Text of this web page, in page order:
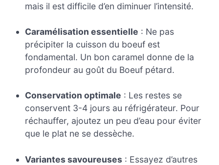
mais il est difficile d’en diminuer l’intensité.
Caramélisation essentielle : Ne pas
précipiter la cuisson du boeuf est
fondamental. Un bon caramel donne de la
profondeur au goût du Boeuf pétard.
Conservation optimale : Les restes se
conservent 3-4 jours au réfrigérateur. Pour
réchauffer, ajoutez un peu d’eau pour éviter
que le plat ne se dessèche.
Variantes savoureuses : Essayez d’autres